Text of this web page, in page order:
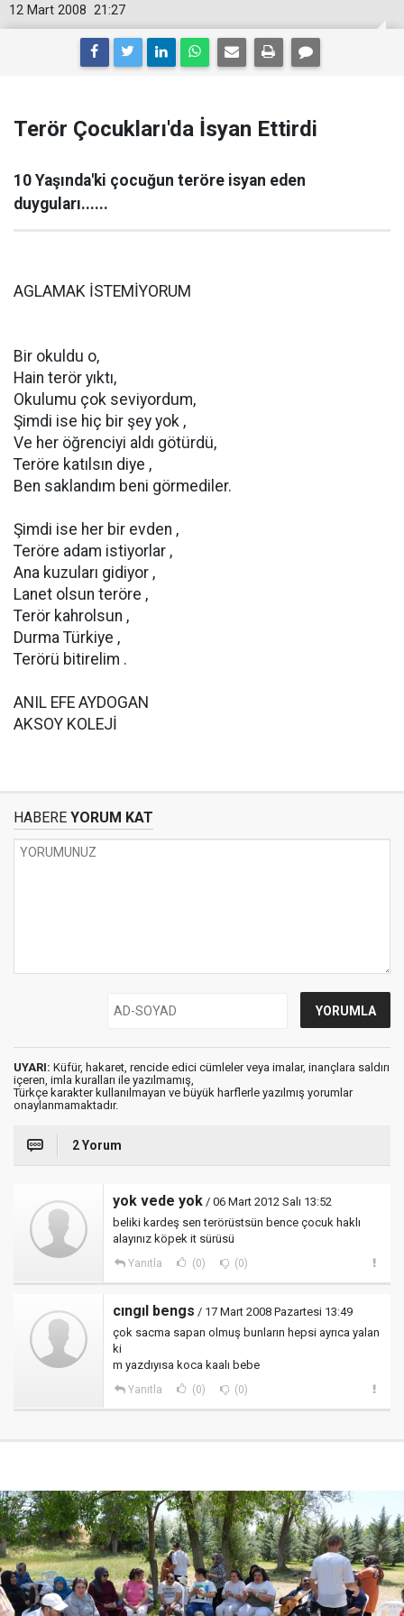
21:27
12 Mart 2008
Terör Çocukları'da İsyan Ettirdi
10 Yaşında'ki çocuğun teröre isyan eden
duyguları......
AGLAMAK İSTEMİYORUM
Bir okuldu o,
Hain terör yıktı,
Okulumu çok seviyordum,
Şimdi ise hiç bir şey yok ,
Ve her öğrenciyi aldı götürdü,
Teröre katılsın diye ,
Ben saklandım beni görmediler.
Şimdi ise her bir evden ,
Teröre adam istiyorlar ,
Ana kuzuları gidiyor ,
Lanet olsun teröre ,
Terör kahrolsun ,
Durma Türkiye ,
Terörü bitirelim .
ANIL EFE AYDOGAN
AKSOY KOLEJİ
HABERE YORUM KAT
UYARI: Küfür, hakaret, rencide edici cümleler veya imalar, inançlara saldırı
içeren, imla kuralları ile yazılmamış,
Türkçe karakter kullanılmayan ve büyük harflerle yazılmış yorumlar
onaylanmamaktadır.
2 Yorum
yok vede yok / 06 Mart 2012 Salı 13:52
beliki kardeş sen terörüstsün bence çocuk haklı
alayınız köpek it sürüsü
Yanıtla (0) (0)
cıngıl bengs / 17 Mart 2008 Pazartesi 13:49
çok sacma sapan olmuş bunların hepsi ayrıca yalan
ki
m yazdıyısa koca kaalı bebe
Yanıtla (0) (0)